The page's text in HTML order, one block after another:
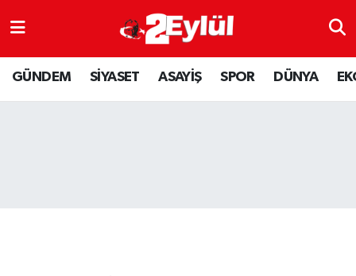
GÜNDEM SİYASET ASAYİŞ SPOR DÜNYA
ASAYİŞ
DÜNYA
Nöbetçi Eczaneler
Hava Durumu